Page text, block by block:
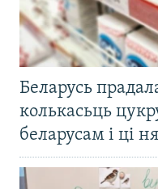
Беларусь
колькасьць
беларусам і ці